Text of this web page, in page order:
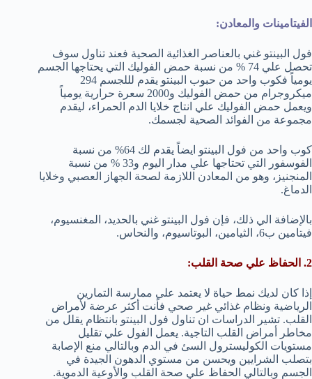
الفيتامينات والمعادن:
فول البينتو غني بالعناصر الغذائية الصحية فعند تناول سوف
تحصل علي 74 % من نسبة حمض الفوليك التي يحتاجها الجسم
يومياً فكوب واحد من حبوب البينتو يقدم لللجسم 294
ميكروجرام من حمض الفوليك و2000 سعرة حرارية يومياً
ويعمل حمض الفوليك علي انتاج خلايا الدم الحمراء، ليقدم
مجموعة من الفوائد الصحية لجسمك.
كوب واحد من فول البينتو ايضاً يقدم لك 64% من نسبة
الفوسفور التي تحتاجها علي مدار اليوم و33 % من نسبة
المنجنيز، وهو من المعادن اللازمة لصحة الجهاز العصبي وخلايا
الدماغ.
بالإضافة الي ذلك، فإن فول البينتو غني بالحديد، المغنسيوم،
فيتامين ب6، الثيامين، البوتاسيوم، والنحاس.
2. الحفاظ علي صحة القلب:
إذا كان لديك نمط حياة لا يعتمد علي ممارسة التمارين
الرياضية ونظام غذائي غير صحي فأنت أكثر عرضة لأمراض
القلب. تشير الدراسات ان تناول فول البينتو بانتظام يقلل من
مخاطر أمراض القلب التاجية. يعمل الفول علي تقليل
مستويات الكوليسترول السئ في الدم وبالتالي منع الإصابة
بتصلب الشرايين ويحسن من مستوي الدهون الجيدة في
الجسم وبالتالي الحفاظ علي صحة القلب والأوعية الدموية.